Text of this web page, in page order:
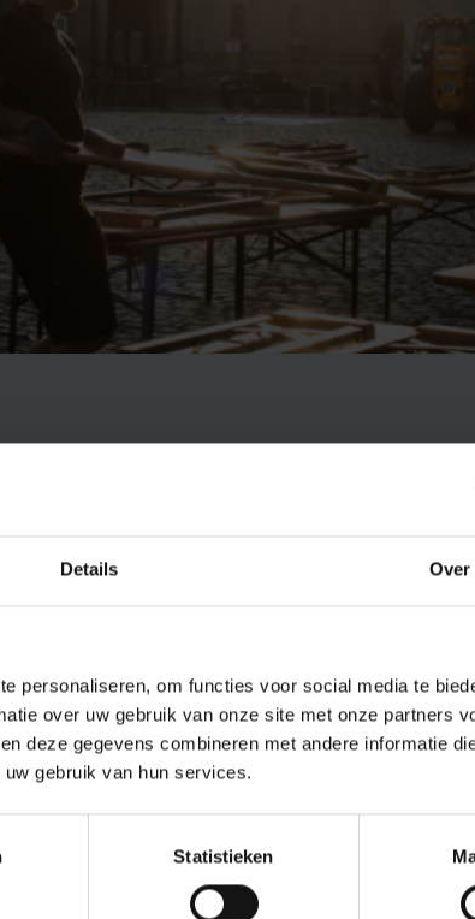
Details Over
personaliseren, om functies voor social media te
over uw gebruik van onze site met onze partners
deze gegevens combineren met andere informatie
gebruik van hun services.
Statistieken
op een historische site gaat. Doe
de kasseien je geen parten spelen. Lees er ook
.